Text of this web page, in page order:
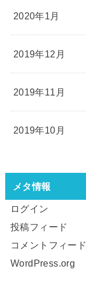
2020年1月
2019年12月
2019年11月
2019年10月
メタ情報
ログイン
投稿フィード
コメントフィード
WordPress.org